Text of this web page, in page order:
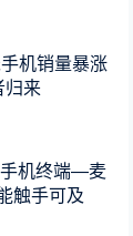
机销量暴涨
归来
手机终端—麦
触手可及